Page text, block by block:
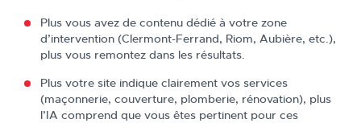
Plus vous avez de contenu dédié à votre zone
d’intervention (Clermont-Ferrand, Riom, Aubière, etc.),
plus vous remontez dans les résultats.
Plus votre site indique clairement vos services
(maçonnerie, couverture, plomberie, rénovation), plus
l’IA comprend que vous êtes pertinent pour ces